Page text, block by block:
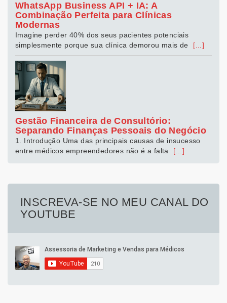
WhatsApp Business API + IA: A
Combinação Perfeita para Clínicas
Modernas
Imagine perder 40% dos seus pacientes potenciais
simplesmente porque sua clínica demorou mais de
[...]
Gestão Financeira de Consultório:
Separando Finanças Pessoais do Negócio
1. Introdução Uma das principais causas de insucesso
entre médicos empreendedores não é a falta
[...]
INSCREVA-SE NO MEU CANAL DO
YOUTUBE